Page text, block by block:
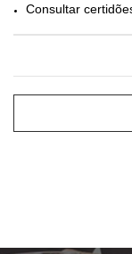
Consultar